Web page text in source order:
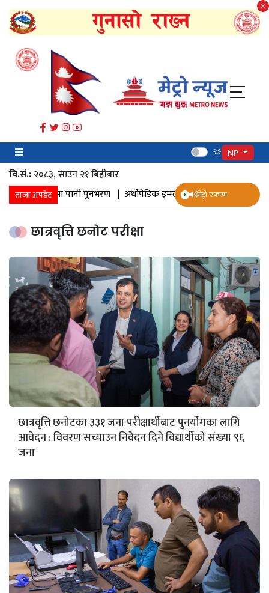
NP
वि.सं.:२०८३, साउन २१ बिहीबार
ताजा अपडेट
|जमिनमा पानी पुनभरण | अर्थोपेडिक इम्प्लान्ट |ज्येष्ठ नागरिक
मेट्रो एफएम
छात्रवृत्ति छनोट परीक्षा
छात्रवृत्ति छनोटका ३३१ जना परीक्षार्थीबाट पुनर्योगका लागि
आवेदन : विवरण सच्याउन निवेदन दिने विद्यार्थीको संख्या ९६
जना